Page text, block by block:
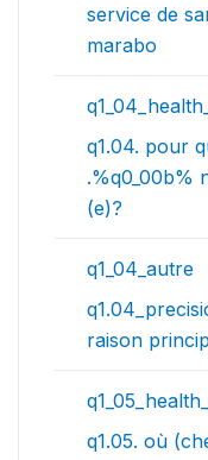
service de
marabo
q1.04. pour
.%q0_00b%
(e)?
q1_04_autre
raison
q1.05. où